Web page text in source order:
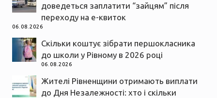
доведеться заплатити “зайцям” після
переходу на е-квиток
06.08.2026
Скільки коштує зібрати першокласника
до школи у Рівному в 2026 році
06.08.2026
Жителі Рівненщини отримають виплати
до Дня Незалежності: хто і скільки